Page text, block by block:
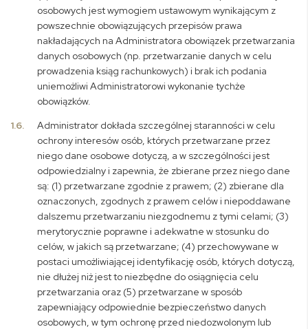
osobowych jest wymogiem ustawowym wynikającym z
powszechnie obowiązujących przepisów prawa
nakładających na Administratora obowiązek przetwarzania
danych osobowych (np. przetwarzanie danych w celu
prowadzenia ksiąg rachunkowych) i brak ich podania
uniemożliwi Administratorowi wykonanie tychże
obowiązków.
1.6.
Administrator dokłada szczególnej staranności w celu
ochrony interesów osób, których przetwarzane przez
niego dane osobowe dotyczą, a w szczególności jest
odpowiedzialny i zapewnia, że zbierane przez niego dane
są: (1) przetwarzane zgodnie z prawem; (2) zbierane dla
oznaczonych, zgodnych z prawem celów i niepoddawane
dalszemu przetwarzaniu niezgodnemu z tymi celami; (3)
merytorycznie poprawne i adekwatne w stosunku do
celów, w jakich są przetwarzane; (4) przechowywane w
postaci umożliwiającej identyfikację osób, których dotyczą,
nie dłużej niż jest to niezbędne do osiągnięcia celu
przetwarzania oraz (5) przetwarzane w sposób
zapewniający odpowiednie bezpieczeństwo danych
osobowych, w tym ochronę przed niedozwolonym lub